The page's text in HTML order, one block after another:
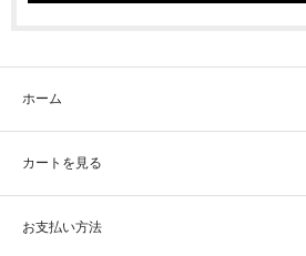
ホーム
カートを見る
お支払い方法